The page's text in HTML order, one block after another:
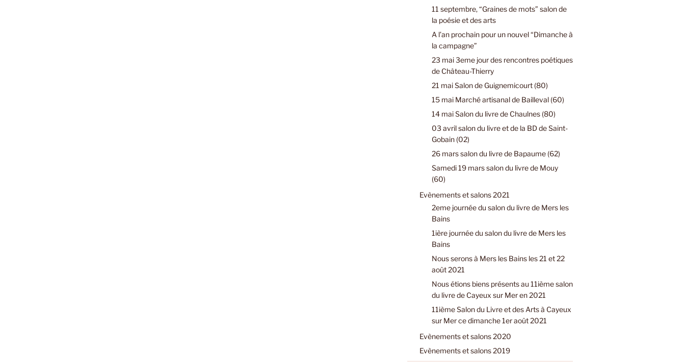
11 septembre, “Graines de mots” salon de
la poésie et des arts
A l’an prochain pour un nouvel “Dimanche à
la campagne”
23 mai 3eme jour des rencontres poétiques
de Château-Thierry
21 mai Salon de Guignemicourt (80)
15 mai Marché artisanal de Bailleval (60)
14 mai Salon du livre de Chaulnes (80)
03 avril salon du livre et de la BD de Saint-
Gobain (02)
26 mars salon du livre de Bapaume (62)
Samedi 19 mars salon du livre de Mouy
(60)
Evènements et salons 2021
2eme journée du salon du livre de Mers les
Bains
1ière journée du salon du livre de Mers les
Bains
Nous serons à Mers les Bains les 21 et 22
août 2021
Nous étions biens présents au 11ième salon
du livre de Cayeux sur Mer en 2021
11ième Salon du Livre et des Arts à Cayeux
sur Mer ce dimanche 1er août 2021
Evènements et salons 2020
Evènements et salons 2019